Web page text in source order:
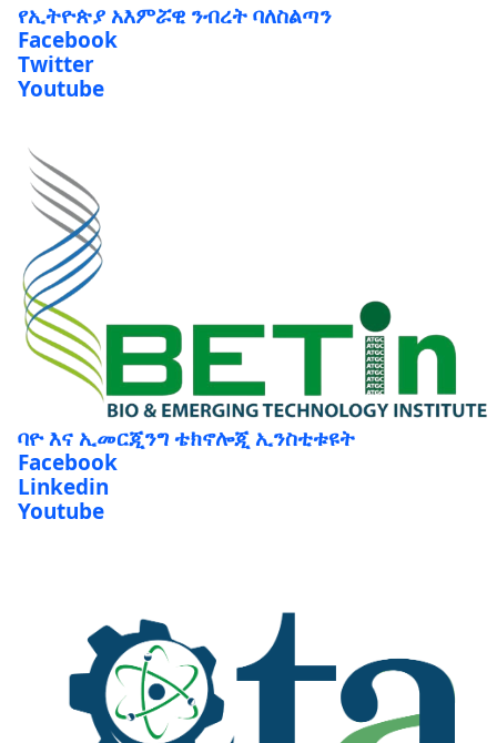
የኢትዮጵያ አእምሯዊ ንብረት ባለስልጣን
Facebook
Twitter
Youtube
ባዮ እና ኢመርጂንግ ቴክኖሎጂ ኢንስቲቱዩት
Facebook
Linkedin
Youtube